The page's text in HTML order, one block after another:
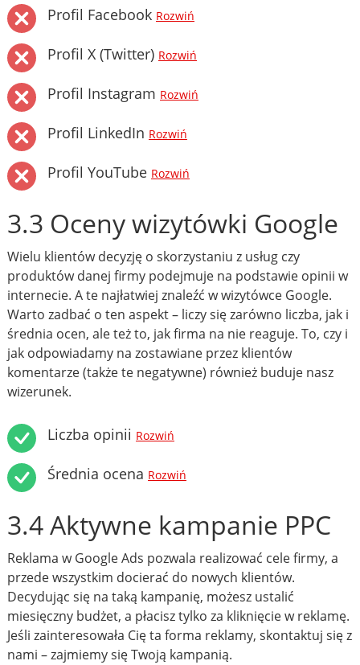
Profil Facebook Rozwiń
Profil X (Twitter) Rozwiń
Profil Instagram Rozwiń
Profil LinkedIn Rozwiń
Profil YouTube Rozwiń
3.3 Oceny wizytówki Google
Wielu klientów decyzję o skorzystaniu z usług czy
produktów danej firmy podejmuje na podstawie opinii w
internecie. A te najłatwiej znaleźć w wizytówce Google.
Warto zadbać o ten aspekt – liczy się zarówno liczba, jak i
średnia ocen, ale też to, jak firma na nie reaguje. To, czy i
jak odpowiadamy na zostawiane przez klientów
komentarze (także te negatywne) również buduje nasz
wizerunek.
Liczba opinii Rozwiń
Średnia ocena Rozwiń
3.4 Aktywne kampanie PPC
Reklama w Google Ads pozwala realizować cele firmy, a
przede wszystkim docierać do nowych klientów.
Decydując się na taką kampanię, możesz ustalić
miesięczny budżet, a płacisz tylko za kliknięcie w reklamę.
Jeśli zainteresowała Cię ta forma reklamy, skontaktuj się z
nami – zajmiemy się Twoją kampanią.